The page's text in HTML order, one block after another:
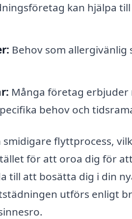
kan hjälpa
Behov som
Många företag
behov och
flyttprocess,
för att oroa dig för
till att bosätta dig i din
utförs enligt